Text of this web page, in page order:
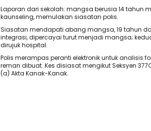
Laporan dari sekolah: mangsa berusia 14 tahun
kaunseling, memulakan siasatan polis.
Siasatan mendapati abang mangsa, 19 tahun
integrasi, dipercayai turut menjadi mangsa;
dirujuk hospital.
Polis merampas peranti elektronik untuk analisis
reman dibuat. Kes disiasat mengikut Seksyen
(a) Akta Kanak-Kanak.